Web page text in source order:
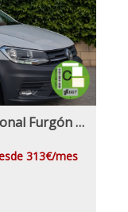
Volkswagen Caddy Maxi Profesional Furgón 2.0 TDI Etiqueta C IVA y Garantía Incl 4x4Motion
313€/mes